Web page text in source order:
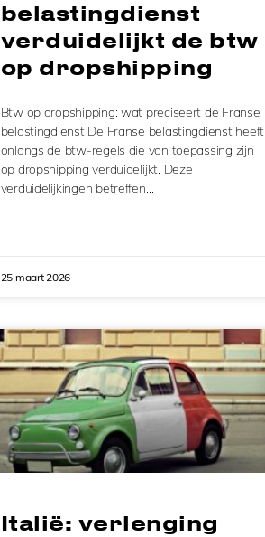
belastingdienst
verduidelijkt de btw
op dropshipping
Btw op dropshipping: wat preciseert de Franse
belastingdienst De Franse belastingdienst heeft
onlangs de btw-regels die van toepassing zijn
op dropshipping verduidelijkt. Deze
verduidelijkingen betreffen…
25 maart 2026
Italië: verlenging